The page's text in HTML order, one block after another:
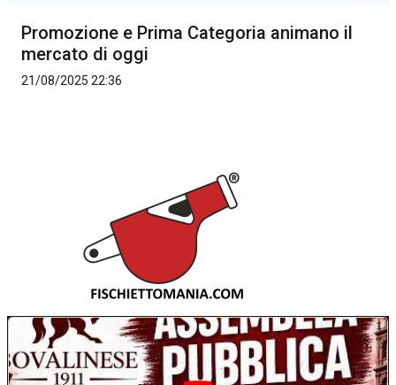
Promozione e Prima Categoria animano il
mercato di oggi
21/08/2025 22:36